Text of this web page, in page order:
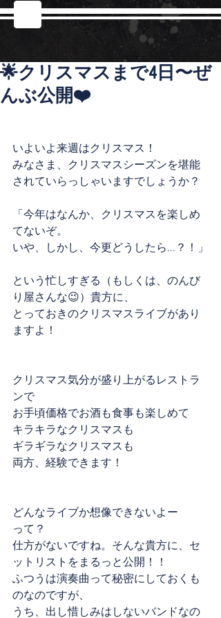
🌟クリスマスまで4日〜ぜ
んぶ公開❤️
いよいよ来週はクリスマス！
みなさま、クリスマスシーズンを堪能
されていらっしゃいますでしょうか？
「今年はなんか、クリスマスを楽しめ
てないぞ。
いや、しかし、今更どうしたら...？！」
という忙しすぎる（もしくは、のんび
り屋さんな😉）貴方に、
とっておきのクリスマスライブがあり
ますよ！
クリスマス気分が盛り上がるレストラ
ンで
お手頃価格でお酒も食事も楽しめて
キラキラなクリスマスも
ギラギラなクリスマスも
両方、経験できます！
どんなライブか想像できないよー
って？
仕方がないですね。そんな貴方に、セ
ットリストをまるっと公開！！
ふつうは演奏曲って秘密にしておくも
のなのですが、
うち、出し惜しみはしないバンドなの